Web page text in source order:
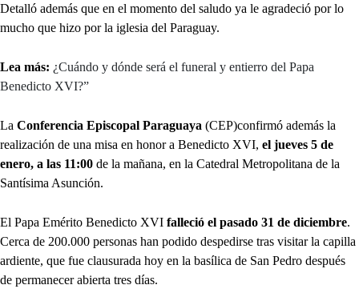
Detalló además que en el momento del saludo ya le agradeció por lo
mucho que hizo por la iglesia del Paraguay.
Lea más: ¿Cuándo y dónde será el funeral y entierro del Papa
Benedicto XVI?”
La Conferencia Episcopal Paraguaya (CEP)confirmó además la
realización de una misa en honor a Benedicto XVI, el jueves 5 de
enero, a las 11:00 de la mañana, en la Catedral Metropolitana de la
Santísima Asunción.
El Papa Emérito Benedicto XVI falleció el pasado 31 de diciembre.
Cerca de 200.000 personas han podido despedirse tras visitar la capilla
ardiente, que fue clausurada hoy en la basílica de San Pedro después
de permanecer abierta tres días.